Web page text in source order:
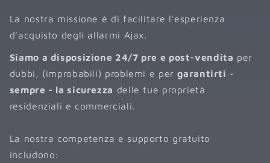
La nostra missione è di facilitare l'esperienza
d'acquisto degli allarmi Ajax.
Siamo a disposizione 24/7 pre e post-vendita per
dubbi, (improbabili) problemi e pergarantirti -
sempre - la sicurezza delle tue proprietà
residenziali e commerciali.
La nostra competenza e supporto gratuito
includono: